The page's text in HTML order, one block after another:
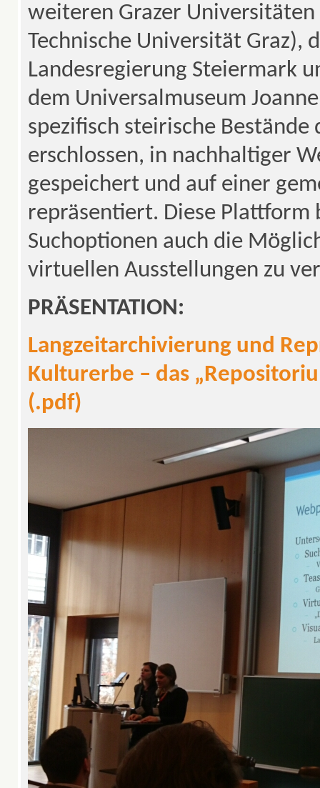
weiteren Grazer
Technische Universität Graz),
Landesregierung Steiermark
dem Universalmuseum
spezifisch steirische
erschlossen, in nachhaltiger
gespeichert und auf einer
repräsentiert. Diese Plattform
Suchoptionen auch die
virtuellen Ausstellungen zu
PRÄSENTATION:
Langzeitarchivierung und
Kulturerbe – das
(.pdf)